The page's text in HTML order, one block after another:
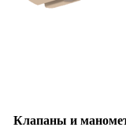
Клапаны и